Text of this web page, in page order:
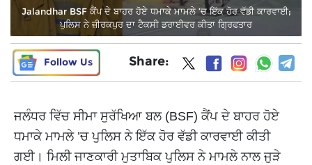
Jalandhar BSF ਕੈਂਪ ਦੇ ਬਾਹਰ ਹੋਏ ਧਮਾਕੇ ਮਾਮਲੇ ’ਚ ਇੱਕ ਹੋਰ ਵੱਡੀ ਕਾਰਵਾਈ;
ਪੁਲਿਸ ਨੇ ਜ਼ੀਰਕਪੁਰ ਦਾ ਟੈਕਸੀ ਡਰਾਈਵਰ ਕੀਤਾ ਗ੍ਰਿਫਤਾਰ
Follow Us Share:
ਜਲੰਧਰ ਵਿੱਚ ਸੀਮਾ ਸੁਰੱਖਿਆ ਬਲ (BSF) ਕੈਂਪ ਦੇ ਬਾਹਰ ਹੋਏ
ਧਮਾਕੇ ਮਾਮਲੇ ’ਚ ਪੁਲਿਸ ਨੇ ਇੱਕ ਹੋਰ ਵੱਡੀ ਕਾਰਵਾਈ ਕੀਤੀ
ਗਈ। ਮਿਲੀ ਜਾਣਕਾਰੀ ਮੁਤਾਬਿਕ ਪੁਲਿਸ ਨੇ ਮਾਮਲੇ ਨਾਲ ਜੁੜੇ